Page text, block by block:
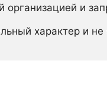
организацией и
характер и не